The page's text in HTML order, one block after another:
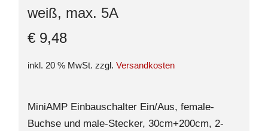
weiß, max. 5A
€ 9,48
inkl. 20 % MwSt. zzgl. Versandkosten
MiniAMP Einbauschalter Ein/Aus, female-
Buchse und male-Stecker, 30cm+200cm, 2-